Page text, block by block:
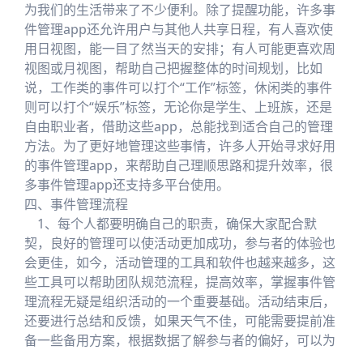
为我们的生活带来了不少便利。除了提醒功能，许多事
件管理app还允许用户与其他人共享日程，有人喜欢使
用日视图，能一目了然当天的安排；有人可能更喜欢周
视图或月视图，帮助自己把握整体的时间规划，比如
说，工作类的事件可以打个“工作”标签，休闲类的事件
则可以打个“娱乐”标签，无论你是学生、上班族，还是
自由职业者，借助这些app，总能找到适合自己的管理
方法。为了更好地管理这些事情，许多人开始寻求好用
的事件管理app，来帮助自己理顺思路和提升效率，很
多事件管理app还支持多平台使用。
四、事件管理流程
1、每个人都要明确自己的职责，确保大家配合默
契，良好的管理可以使活动更加成功，参与者的体验也
会更佳，如今，活动管理的工具和软件也越来越多，这
些工具可以帮助团队规范流程，提高效率，掌握事件管
理流程无疑是组织活动的一个重要基础。活动结束后，
还要进行总结和反馈，如果天气不佳，可能需要提前准
备一些备用方案，根据数据了解参与者的偏好，可以为